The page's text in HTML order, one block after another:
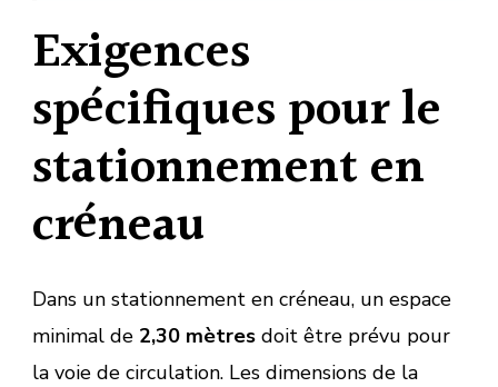
Exigences
spécifiques pour le
stationnement en
créneau
Dans un stationnement en créneau, un espace
minimal de 2,30 mètres doit être prévu pour
la voie de circulation. Les dimensions de la